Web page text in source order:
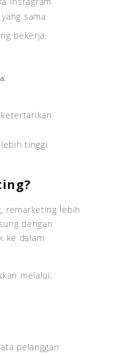
sama
bekerja.
tinggi
remarketing lebih
dengan
ke dalam
melalui:
pelanggan